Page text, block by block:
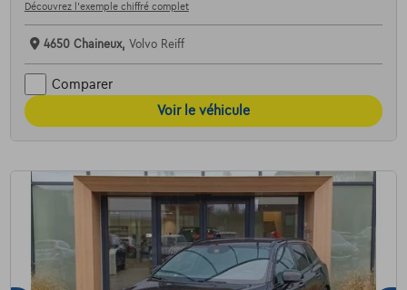
Découvrez l’exemple chiffré complet
4650 Chaineux, Volvo Reiff
Comparer
Voir le véhicule